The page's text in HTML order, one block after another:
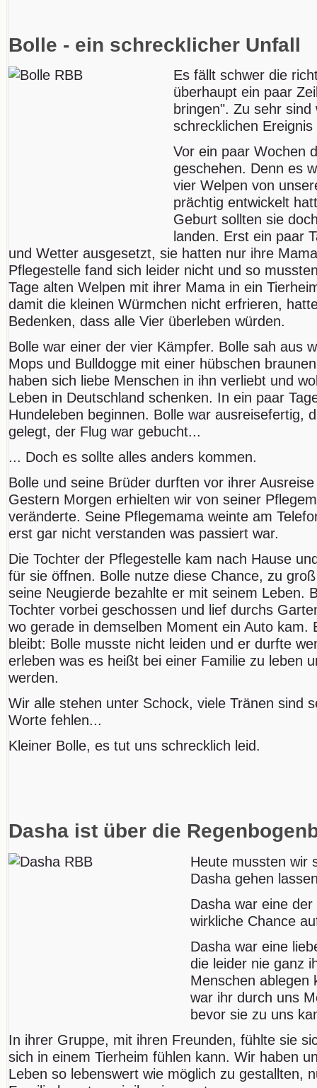
Bolle - ein schrecklicher Unfall
Es fällt schwer die
überhaupt ein paar
bringen". Zu sehr
schrecklichen
Vor ein paar Wochen
geschehen. Denn es
vier Welpen von
prächtig entwickelt
Geburt sollten sie
landen. Erst ein paar
und Wetter ausgesetzt, sie hatten nur ihre
Pflegestelle fand sich leider nicht und so
Tage alten Welpen mit ihrer Mama in ein
damit die kleinen Würmchen nicht erfrieren,
Bedenken, dass alle Vier überleben würden.
Bolle war einer der vier Kämpfer. Bolle sah aus
Mops und Bulldogge mit einer hübschen
haben sich liebe Menschen in ihn verliebt und
Leben in Deutschland schenken. In ein paar
Hundeleben beginnen. Bolle war ausreisefertig,
gelegt, der Flug war gebucht...
... Doch es sollte alles anders kommen.
Bolle und seine Brüder durften vor ihrer
Gestern Morgen erhielten wir von seiner
veränderte. Seine Pflegemama weinte am
erst gar nicht verstanden was passiert war.
Die Tochter der Pflegestelle kam nach Hause
für sie öffnen. Bolle nutze diese Chance, zu
seine Neugierde bezahlte er mit seinem Leben.
Tochter vorbei geschossen und lief durchs
wo gerade in demselben Moment ein Auto kam.
bleibt: Bolle musste nicht leiden und er durfte
erleben was es heißt bei einer Familie zu leben
werden.
Wir alle stehen unter Schock, viele Tränen sind
Worte fehlen...
Kleiner Bolle, es tut uns schrecklich leid.
Dasha ist über die
Heute mussten wir
Dasha gehen
Dasha war eine
wirkliche Chance
Dasha war eine
die leider nie ganz
Menschen ablegen
war ihr durch uns
bevor sie zu uns
In ihrer Gruppe, mit ihren Freunden, fühlte sie
sich in einem Tierheim fühlen kann. Wir haben
Leben so lebenswert wie möglich zu gestallten,